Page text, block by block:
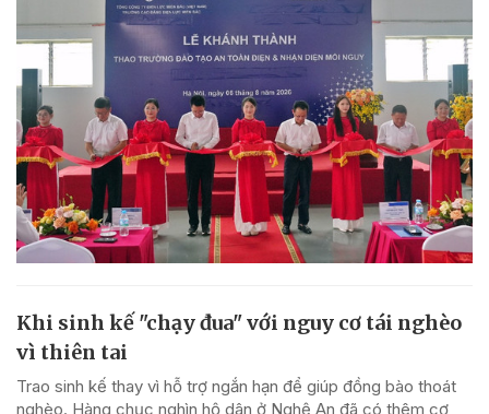
Khi sinh kế "chạy đua" với nguy cơ tái nghèo
vì thiên tai
Trao sinh kế thay vì hỗ trợ ngắn hạn để giúp đồng bào thoát
nghèo. Hàng chục nghìn hộ dân ở Nghệ An đã có thêm cơ